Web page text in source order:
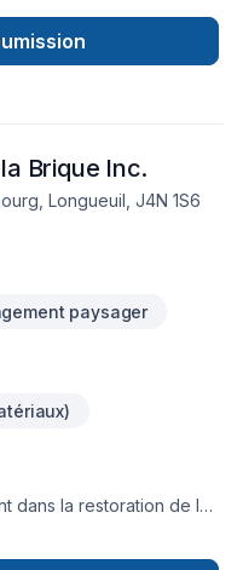
Brique Inc.
Longueuil, J4N 1S6
paysager
dans la restoration de la